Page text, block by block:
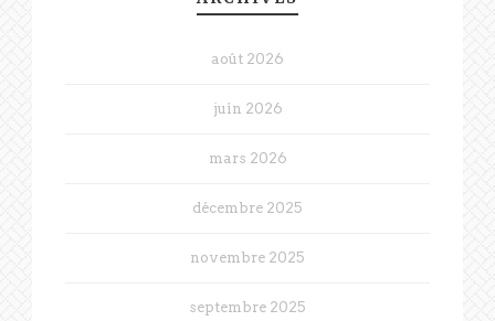
août 2026
juin 2026
mars 2026
décembre 2025
novembre 2025
septembre 2025